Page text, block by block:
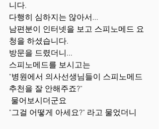
니다.
다행히 심하지는 않아서...
남편분이 인터넷을 보고 스피노메드 요
청을 하셨습니다.
방문을 드렸더니...
스피노메드를 보시고는
"병원에서 의사선생님들이 스피노메드
추천을 잘 안해주죠?"
물어보시더군요
"그걸 어떻게 아세요?" 라고 물었더니